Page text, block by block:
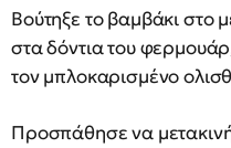
Βούτηξε το βαμβάκι στο
στα δόντια του
τον μπλοκαρισμένο
Προσπάθησε να